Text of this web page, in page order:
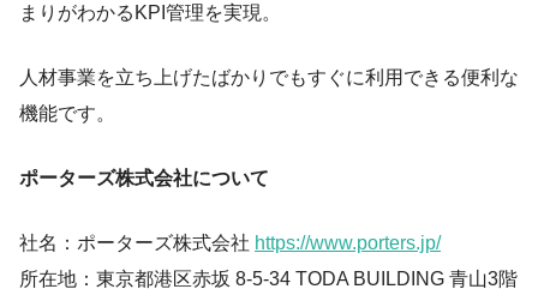
まりがわかるKPI管理を実現。
人材事業を立ち上げたばかりでもすぐに利用できる便利な
機能です。
ポーターズ株式会社について
社名：ポーターズ株式会社 https://www.porters.jp/
所在地：東京都港区赤坂 8-5-34 TODA BUILDING 青山3階